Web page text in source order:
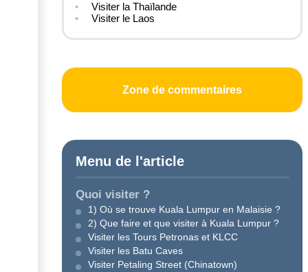
Visiter la Thaïlande
Visiter le Laos
Zone de commentaires
Menu de l'article
Quoi visiter ?
1) Où se trouve Kuala Lumpur en Malaisie ?
2) Que faire et que visiter à Kuala Lumpur ?
Visiter les Tours Petronas et KLCC
Visiter les Batu Caves
Visiter Petaling Street (Chinatown)